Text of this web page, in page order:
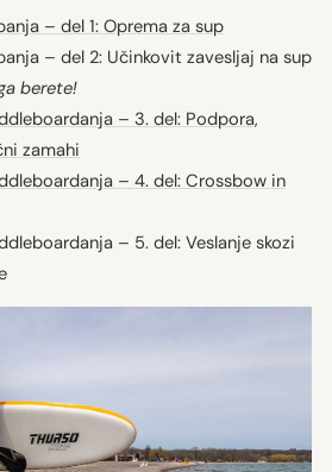
– del 1: Oprema za sup
– del 2: Učinkovit zavesljaj na sup
berete!
– 3. del: Podpora,
zamahi
– 4. del: Crossbow in
– 5. del: Veslanje skozi